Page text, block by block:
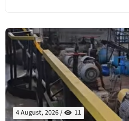
4 August, 2026 / 11